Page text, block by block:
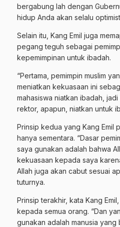
bergabung lah dengan
hidup Anda akan selalu
Selain itu, Kang Emil juga
pegang teguh sebagai
kepemimpinan untuk ibadah.
“Pertama, pemimpin muslim
meniatkan kekuasaan ini
mahasiswa niatkan ibadah,
rektor, apapun, niatkan untuk
Prinsip kedua yang Kang Emil
hanya sementara. “Dasar
saya gunakan adalah bahwa
kekuasaan kepada saya
Allah juga akan cabut sesuai
tuturnya.
Prinsip terakhir, kata Kang
kepada semua orang. “Dan
gunakan adalah manusia